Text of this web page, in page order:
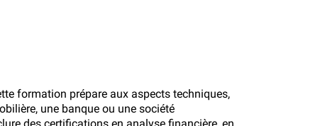
formation prépare aux aspects techniques,
une banque ou une société